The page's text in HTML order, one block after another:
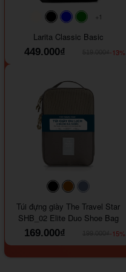
#faf0e6
#000000#0000FF#008000
+1
Larita Classic Basic
449.000₫
-13%
#000000#964B00
Túi đựng giày The Travel Star
SHB_02 Elite Duo Shoe Bag
169.000₫
-15%